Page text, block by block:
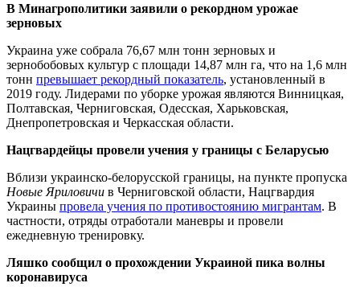
В Минагрополитики заявили о рекордном урожае
зерновых
Украина уже собрала 76,67 млн тонн зерновых и
зернобобовых культур с площади 14,87 млн га, что на 1,6 млн
тонн превышает рекордный показатель, установленный в
2019 году. Лидерами по уборке урожая являются Винницкая,
Полтавская, Черниговская, Одесская, Харьковская,
Днепропетровская и Черкасская области.
Нацгвардейцы провели учения у границы с Беларусью
Вблизи украинско-белорусской границы, на пункте пропуска
Новые Яриловичи в Черниговской области, Нацгвардия
Украины провела учения по противостоянию мигрантам. В
частности, отряды отработали маневры и провели
ежедневную тренировку.
Ляшко сообщил о прохождении Украиной пика волны
коронавируса